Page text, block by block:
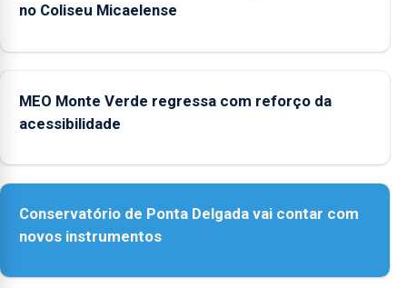
no Coliseu Micaelense
MEO Monte Verde regressa com reforço da
acessibilidade
Conservatório de Ponta Delgada vai contar com
novos instrumentos